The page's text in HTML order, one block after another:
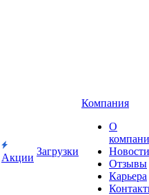
Акции
Загрузки
Компания
О
Новости
Отзывы
Карьера